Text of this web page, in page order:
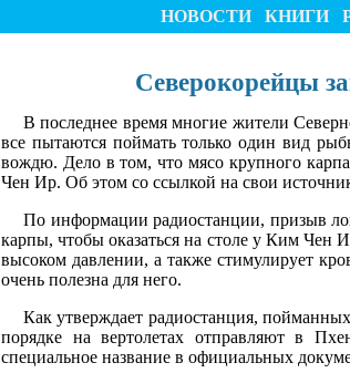
НОВОСТИ КНИГИ
Северокорейцы
В последнее время многие жители
все пытаются поймать только один вид
вождю. Дело в том, что мясо крупного
Чен Ир. Об этом со ссылкой на свои
По информации радиостанции, призыв
карпы, чтобы оказаться на столе у Ким Чен
высоком давлении, а также стимулирует
очень полезна для него.
Как утверждает радиостанция,
порядке на вертолетах отправляют в
специальное название в официальных